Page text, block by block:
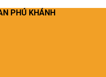
PHÚ KHÁNH